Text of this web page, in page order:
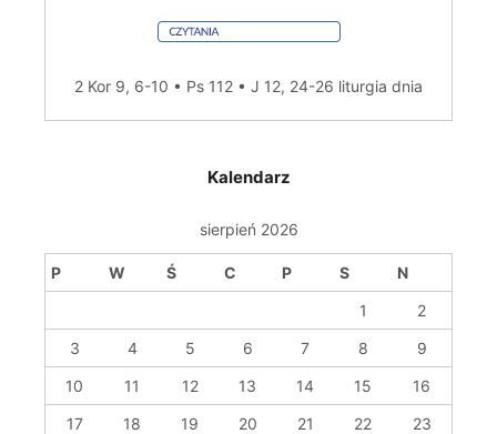
2 Kor 9, 6-10 • Ps 112 • J 12, 24-26 liturgia dnia
Kalendarz
sierpień 2026
P W Ś C P S
N
1
2
3
4 5 6 7 8
9
10
11 12 13 14 15
16
17
18 19 20 21 22
23